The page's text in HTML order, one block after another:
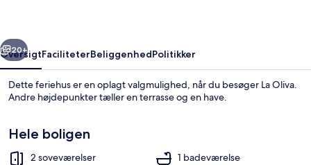
Næste
20+
OversigtFaciliteterBeliggenhedPolitikker
Dette feriehus er en oplagt valgmulighed, når du besøger La Oliva.
Andre højdepunkter tæller en terrasse og en have.
Hele boligen
2 soveværelser 1 badeværelse